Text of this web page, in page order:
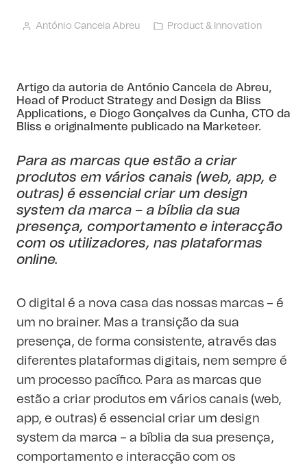
António Cancela Abreu Product & Innovation
Artigo da autoria de António Cancela de Abreu,
Head of Product Strategy and Design da Bliss
Applications, e Diogo Gonçalves da Cunha, CTO da
Bliss e originalmente publicado na Marketeer.
Para as marcas que estão a criar
produtos em vários canais (web, app, e
outras) é essencial criar um design
system da marca – a bíblia da sua
presença, comportamento e interacção
com os utilizadores, nas plataformas
online.
O digital é a nova casa das nossas marcas – é
um no brainer. Mas a transição da sua
presença, de forma consistente, através das
diferentes plataformas digitais, nem sempre é
um processo pacífico. Para as marcas que
estão a criar produtos em vários canais (web,
app, e outras) é essencial criar um design
system da marca – a bíblia da sua presença,
comportamento e interacção com os